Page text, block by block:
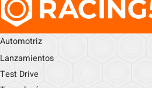
Automotriz
Lanzamientos
Test Drive